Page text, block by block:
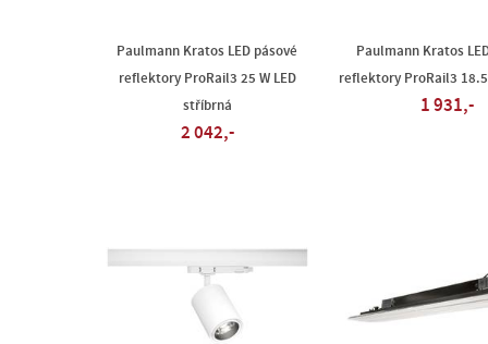
Paulmann Kratos LED pásové
reflektory ProRail3 25 W LED
stříbrná
2 042,-
Paulmann Kratos
reflektory ProRail3 18.5
1 931,-